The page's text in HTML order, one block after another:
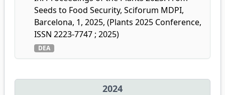
Seeds to Food Security, Sciforum MDPI,
Barcelona, 1, 2025, (Plants 2025 Conference,
ISSN 2223-7747 ; 2025)
DEA
2024